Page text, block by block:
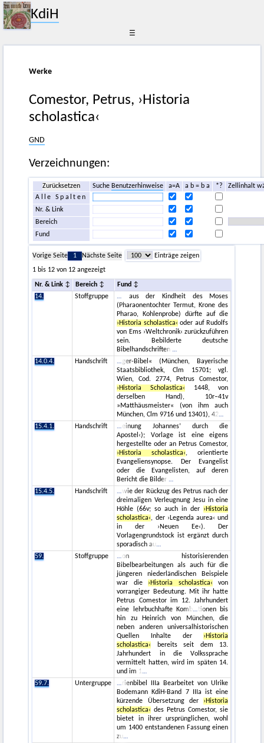
KdiH
☰
Werke
Comestor, Petrus, ›Historia
scholastica‹
GND
Verzeichnungen:
Zurücksetzen Suche Benutzerhinweise a=A a b = b a *?
Zellinhalt
Alle Spalten
Nr. & Link
Bereich
Fund
Vorige Seite 1 Nächste Seite
Einträge zeigen
1 bis 12 von 12 angezeigt
Nr. & Link Bereich
Fund
14.
Stoffgruppe
aus der Kindheit des Moses
(Pharaonentochter Termut, Krone des
Pharao, Kohlenprobe) dürfte auf die
›Historia scholastica‹ oder auf Rudolfs
von Ems ›Weltchronik‹ zurückzuführen
sein. Bebilderte deutsche
Bibelhandschriften
14.0.4.
Handschrift
ger-Bibel« (München, Bayerische
Staatsbibliothek, Clm 15701; vgl.
Wien, Cod. 2774, Petrus Comestor,
›Historia Scholastica‹ 1448, von
derselben Hand), 10r–41v
»Matthäusmeister« (von ihm auch
München, Clm 9716 und 13401), 42
15.4.1.
Handschrift
einung Johannes’ durch die
Apostel‹); Vorlage ist eine eigens
hergestellte oder an Petrus Comestor,
›Historia scholastica‹, orientierte
Evangeliensynopse. Der Evangelist
oder die Evangelisten, auf deren
Bericht die Bilder
15.4.5.
Handschrift
wie der Rückzug des Petrus nach der
dreimaligen Verleugnung Jesu in eine
Höhle (66v; so auch in der ›Historia
scholastica‹, der ›Legenda aurea‹ und
in der ›Neuen Ee‹). Der
Vorlagengrundstock ist ergänzt durch
sporadisch au
59.
Stoffgruppe
on historisierenden
Bibelbearbeitungen als auch für die
jüngeren niederländischen Beispiele
war die ›Historia scholastica‹ von
vorrangiger Bedeutung. Mit ihr hatte
Petrus Comestor im 12. Jahrhundert
eine lehrbuchhafte Komb
tionen bis
hin zu Heinrich von München, die
neben anderen universalhistorischen
Quellen Inhalte der ›Historia
scholastica‹
bereits seit dem 13.
Jahrhundert in die Volkssprache
vermittelt hatten, wird im späten 14.
und im 1
59.7.
Untergruppe
rienbibel IIIa Bearbeitet von Ulrike
Bodemann KdiH-Band 7 IIIa ist eine
kürzende Übersetzung der ›Historia
scholastica‹ des Petrus Comestor, sie
bietet in ihrer ursprünglichen, wohl
um 1400 entstandenen Fassung einen
zu